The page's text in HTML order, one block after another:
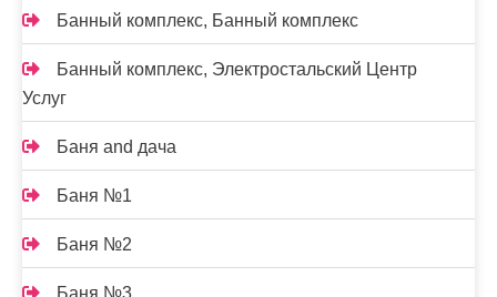
Банный комплекс, Банный комплекс
Банный комплекс, Электростальский Центр
Услуг
Баня and дача
Баня №1
Баня №2
Баня №3